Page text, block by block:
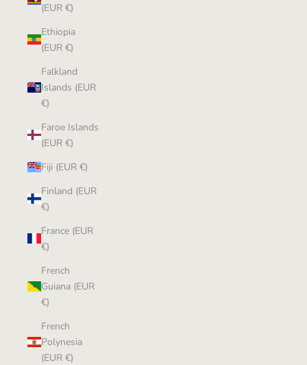
(EUR €)
Ethiopia
(EUR €)
Falkland
Islands (EUR
€)
Faroe Islands
(EUR €)
Fiji (EUR €)
Finland (EUR
€)
France (EUR
€)
French
Guiana (EUR
€)
French
Polynesia
(EUR €)